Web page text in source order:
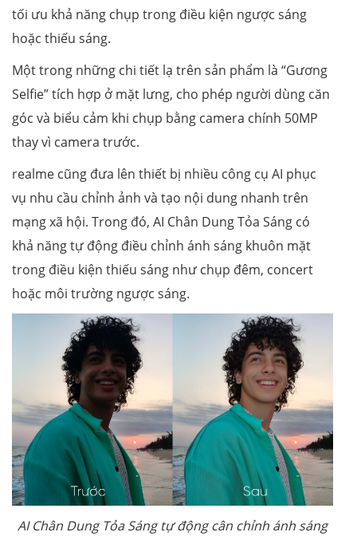
tối ưu khả năng chụp trong điều kiện ngược sáng
hoặc thiếu sáng.
Một trong những chi tiết lạ trên sản phẩm là “Gương
Selfie” tích hợp ở mặt lưng, cho phép người dùng căn
góc và biểu cảm khi chụp bằng camera chính 50MP
thay vì camera trước.
realme cũng đưa lên thiết bị nhiều công cụ AI phục
vụ nhu cầu chỉnh ảnh và tạo nội dung nhanh trên
mạng xã hội. Trong đó, AI Chân Dung Tỏa Sáng có
khả năng tự động điều chỉnh ánh sáng khuôn mặt
trong điều kiện thiếu sáng như chụp đêm, concert
hoặc môi trường ngược sáng.
AI Chân Dung Tỏa Sáng tự động cân chỉnh ánh sáng